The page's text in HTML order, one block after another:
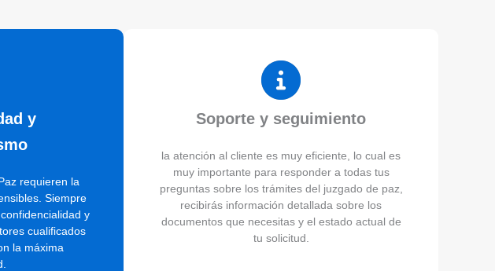
y
requieren la
Siempre
y
cualificados
la máxima
Soporte y seguimiento
la atención al cliente es muy eficiente, lo cual es
muy importante para responder a todas tus
preguntas sobre los trámites del juzgado de paz,
recibirás información detallada sobre los
documentos que necesitas y el estado actual de
tu solicitud.